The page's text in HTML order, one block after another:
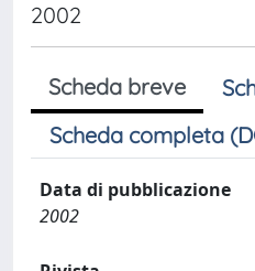
2002
Scheda breve
Scheda completa
Data di pubblicazione
2002